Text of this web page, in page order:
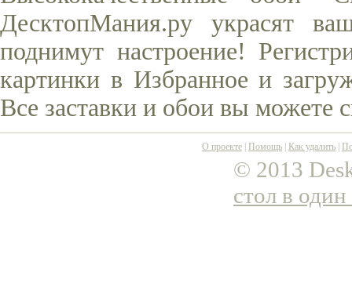
ДесктопМания.ру украсят
поднимут настроение!
картинки в Избранное и
Все заставки и обои вы можете
О проекте Помощь Как удалить
© 2013
стол в